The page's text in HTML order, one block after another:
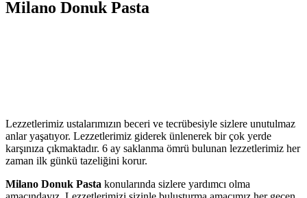
Milano Donuk Pasta
Lezzetlerimiz ustalarımızın beceri ve tecrübesiyle sizlere unutulmaz
anlar yaşatıyor. Lezzetlerimiz giderek ünlenerek bir çok yerde
karşınıza çıkmaktadır. 6 ay saklanma ömrü bulunan lezzetlerimiz her
zaman ilk günkü tazeliğini korur.
Milano Donuk Pasta konularında sizlere yardımcı olma